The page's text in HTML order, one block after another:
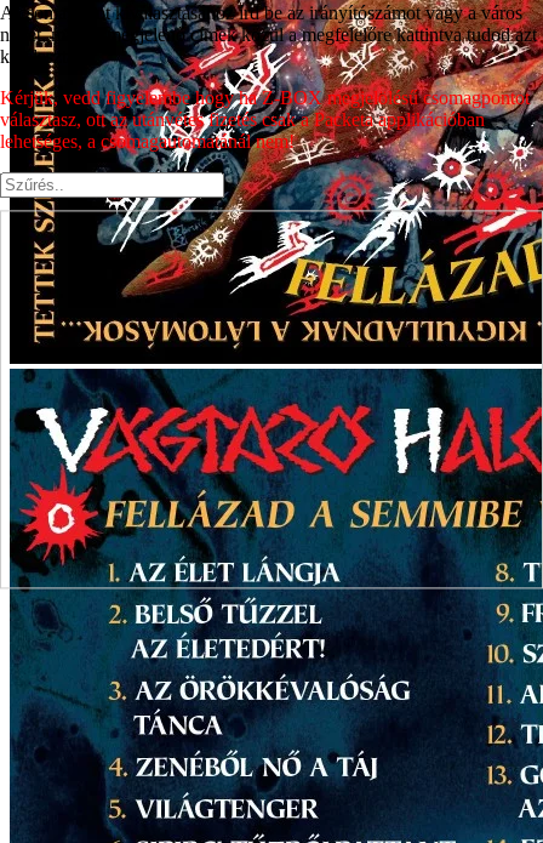
A csomagpont kiválasztásához írd be az irányítószámot vagy a város
nevét, majd a megjelenő címek közül a megfelelőre kattintva tudod azt
kiválasztani.
Kérjük, vedd figyelembe hogy ha Z-BOX megjelölésű csomagpontot
választasz, ott az utánvétes fizetés csak a Packeta applikációban
lehetséges, a csomagautomatánál nem!